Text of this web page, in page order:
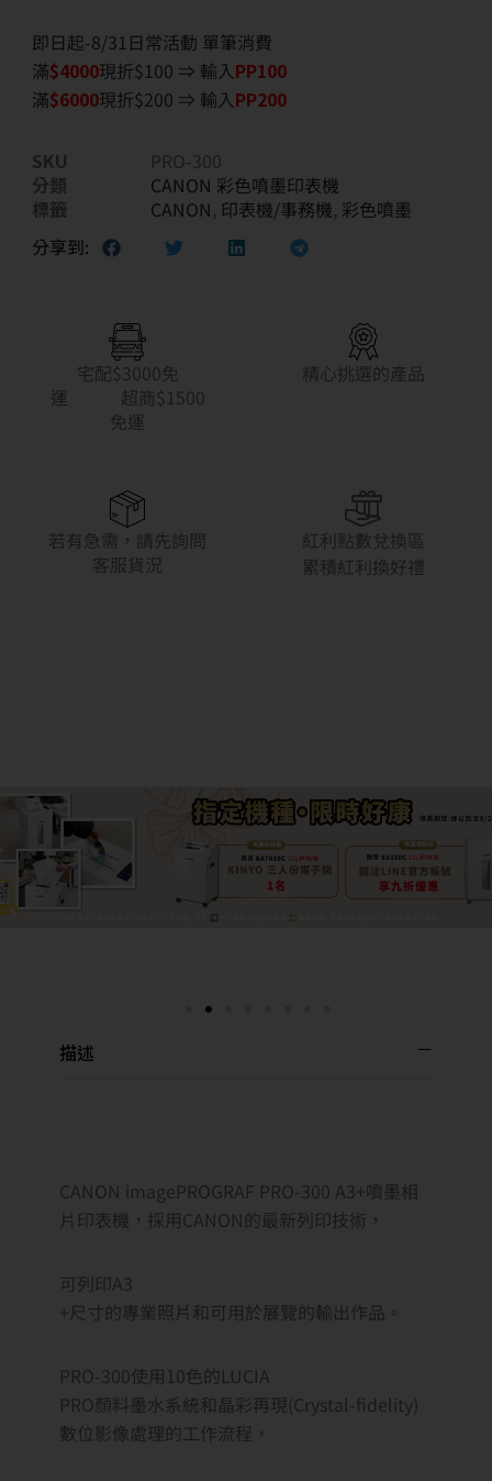
即日起-8/31日常活動 單筆消費
滿$4000現折$100 ⇒ 輸入PP100
滿$6000現折$200 ⇒ 輸入PP200
SKU
PRO-300
分類
CANON 彩色噴墨印表機
標籤
CANON, 印表機/事務機, 彩色噴墨
分享到:
宅配$3000免
運 超商$1500
免運
精心挑選的產品
若有急需，請先詢問
客服貨況
紅利點數兌換區
累積紅利換好禮
描述
CANON imagePROGRAF PRO-300 A3+噴墨相
片印表機，採用CANON的最新列印技術，
可列印A3
+尺寸的專業照片和可用於展覽的輸出作品。
PRO-300使用10色的LUCIA
PRO顏料墨水系統和晶彩再現(Crystal-fidelity)
數位影像處理的工作流程，